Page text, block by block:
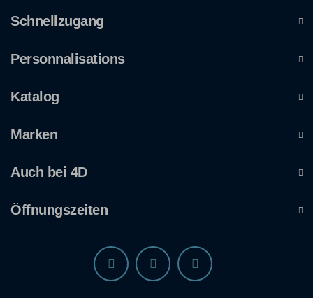
Schnellzugang
Personnalisations
Katalog
Marken
Auch bei 4D
Öffnungszeiten